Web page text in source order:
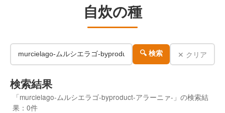
自炊の種
🔍 検索 ✕ クリア
検索結果
「murcielago-ムルシエラゴ-byproduct-アラーニァ-」の検索結
果：0件